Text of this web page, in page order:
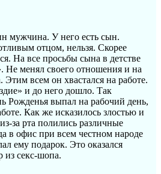
мужчина. У него есть сын.
отцом, нельзя. Скорее
На все просьбы сына в детстве
Не менял своего отношения и на
всем он хвастался на работе.
и до него дошло. Так
Рожденья выпал на рабочий день,
Как же исказилось злостью и
за рта полились различные
в офис при всем честном народе
ему подарок. Это оказался
из секс-шопа.